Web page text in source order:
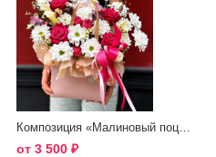
от 3 500 ₽